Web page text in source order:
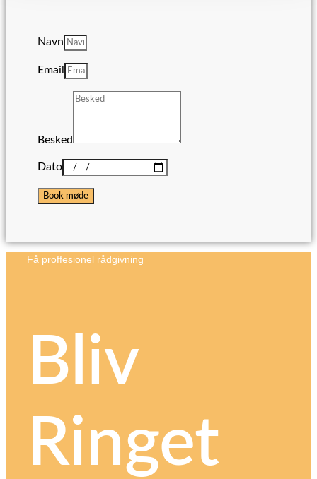
Navn
Email
Besked
Dato
Book møde
Få proffesionel rådgivning
Bliv
Ringet